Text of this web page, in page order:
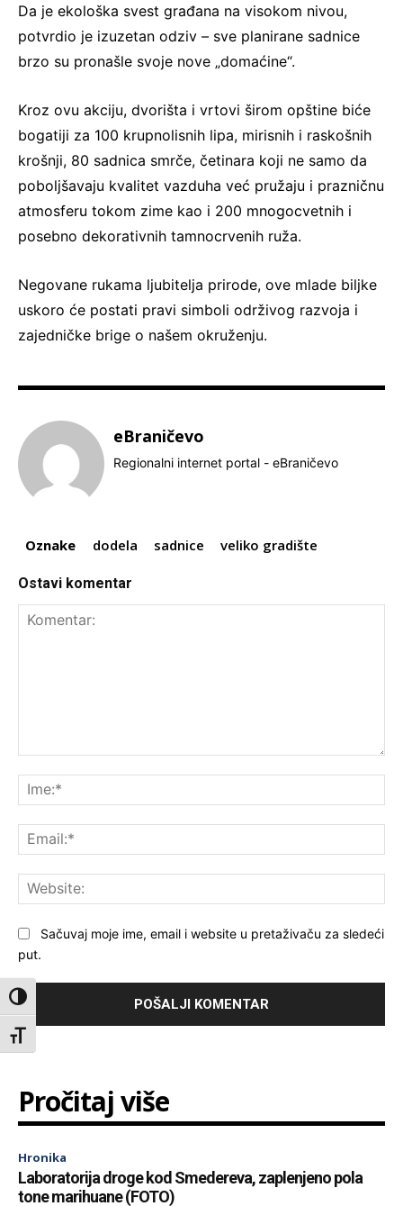
Toggle High Contrast
Toggle Font size
Da je ekološka svest građana na visokom nivou,
potvrdio je izuzetan odziv – sve planirane sadnice
brzo su pronašle svoje nove „domaćine“.
Kroz ovu akciju, dvorišta i vrtovi širom opštine biće
bogatiji za 100 krupnolisnih lipa, mirisnih i raskošnih
krošnji, 80 sadnica smrče, četinara koji ne samo da
poboljšavaju kvalitet vazduha već pružaju i prazničnu
atmosferu tokom zime kao i 200 mnogocvetnih i
posebno dekorativnih tamnocrvenih ruža.
Negovane rukama ljubitelja prirode, ove mlade biljke
uskoro će postati pravi simboli održivog razvoja i
zajedničke brige o našem okruženju.
eBraničevo
Regionalni internet portal - eBraničevo
Oznake dodela sadnice veliko gradište
Ostavi komentar
Sačuvaj moje ime, email i website u pretaživaču za sledeći
put.
Pročitaj više
Hronika
Laboratorija droge kod Smedereva, zaplenjeno pola
tone marihuane (FOTO)